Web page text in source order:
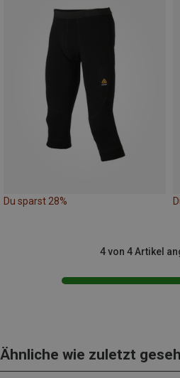
Du sparst 28%
4 von 4 Artikel
Ähnliche wie zuletzt